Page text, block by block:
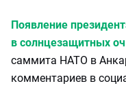
Появление
в солнцезащитных
саммита НАТО в
комментариев в